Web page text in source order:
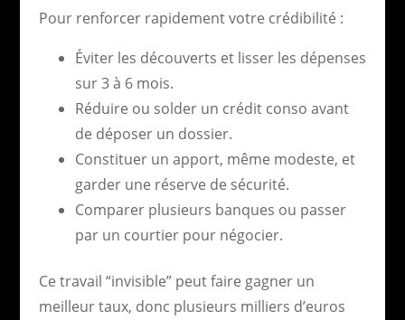
Pour renforcer rapidement votre crédibilité :
Éviter les découverts et lisser les dépenses
sur 3 à 6 mois.
Réduire ou solder un crédit conso avant
de déposer un dossier.
Constituer un apport, même modeste, et
garder une réserve de sécurité.
Comparer plusieurs banques ou passer
par un courtier pour négocier.
Ce travail “invisible” peut faire gagner un
meilleur taux, donc plusieurs milliers d’euros